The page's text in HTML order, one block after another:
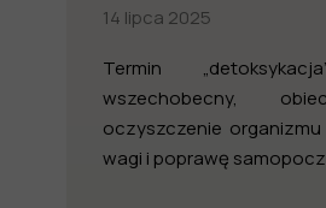
14 lipca 2025
Termin
wszechobecny,
oczyszczenie
wagi i poprawę